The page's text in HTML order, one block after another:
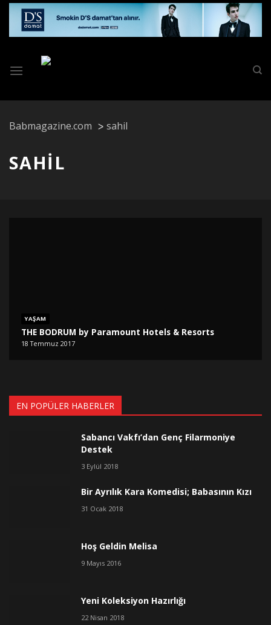
Skip
content
Babmagazine.com sahil
SAHIL
YAŞAM
THE BODRUM by Paramount Hotels & Resorts
18 Temmuz 2017
EN POPÜLER HABERLER
Sabancı Vakfı’dan Genç Filarmoniye
Destek
3 Eylül 2018
Bir Ayrılık Kara Komedisi; Babasının Kızı
31 Ocak 2018
Hoş Geldin Melisa
9 Mayıs 2016
Yeni Koleksiyon Hazırlığı
22 Nisan 2018